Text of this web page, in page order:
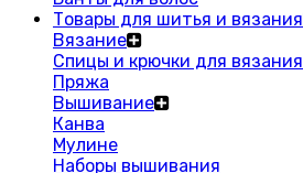
Товары для шитья и вязания
Вязание
Спицы и крючки для вязания
Пряжа
Вышивание
Канва
Мулине
Наборы вышивания